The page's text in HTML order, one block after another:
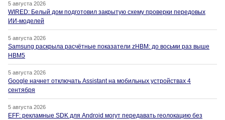
5 августа 2026
WIRED: Белый дом подготовил закрытую схему проверки передовых
ИИ-моделей
5 августа 2026
Samsung раскрыла расчётные показатели zHBM: до восьми раз выше
HBM5
5 августа 2026
Google начнет отключать Assistant на мобильных устройствах 4
сентября
5 августа 2026
EFF: рекламные SDK для Android могут передавать геолокацию без